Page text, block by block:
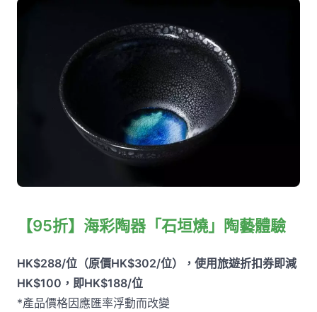
【95折】海彩陶器「石垣燒」陶藝體驗
HK$288/位（原價HK$302/位），使用旅遊折扣券即減
HK$100，即HK$188/位
*產品價格因應匯率浮動而改變